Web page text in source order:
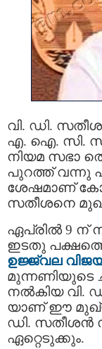
വി. ഡി.
എ. ഐ. സി.
നിയമ സഭാ
പുറത്ത് വന്നു
ശേഷമാണ്
സതീശനെ
ഏപ്രിൽ 9 ന്
ഇടതു പക്ഷത്തെ
ഉജ്ജ്വല
മുന്നണിയുടെ
നൽകിയ വി.
യാണ് ഈ
ഡി. സതീശന്‍
ഏറ്റെടുക്കും.